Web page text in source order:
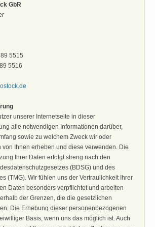
GbR
5515
5516
unserer Internetseite in dieser
alle notwendigen Informationen darüber,
sowie zu welchem Zweck wir oder
von Ihnen erheben und diese verwenden. Die
Ihrer Daten erfolgt streng nach den
(BDSG) und des
(TMG). Wir fühlen uns der Vertraulichkeit Ihrer
Daten besonders verpflichtet und arbeiten
der Grenzen, die die gesetzlichen
Die Erhebung dieser personenbezogenen
Basis, wenn uns das möglich ist. Auch